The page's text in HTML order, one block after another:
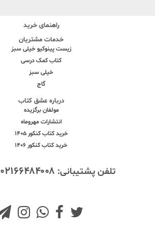
راهنمای خرید
خدمات مشتریان
زیست پینوکیو خیلی سبز
کتاب کمک درسی
خیلی سبز
گاج
درباره عشق کتاب
مولفان برگزیده
انتشارات مهروماه
خرید کتاب کنکور 1405
خرید کتاب کنکور 1406
تلفن پشتیبانی: ۰۲۱۶۶۴۸۴۰۰۸